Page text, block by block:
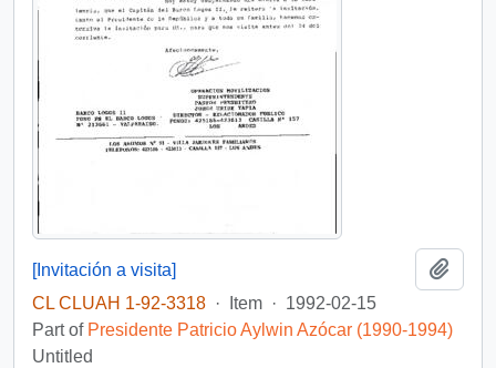
[Invitación a visita]
CL CLUAH 1-92-3318 · Item · 1992-02-15
Part of Presidente Patricio Aylwin Azócar (1990-1994)
Untitled